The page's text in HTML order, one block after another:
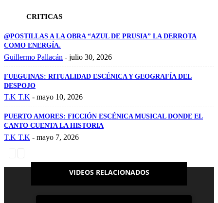
CRITICAS
@POSTILLAS A LA OBRA “AZUL DE PRUSIA” LA DERROTA
COMO ENERGÍA.
Guillermo Pallacán - julio 30, 2026
FUEGUINAS: RITUALIDAD ESCÉNICA Y GEOGRAFÍA DEL
DESPOJO
T.K T.K - mayo 10, 2026
PUERTO AMORES: FICCIÓN ESCÉNICA MUSICAL DONDE EL
CANTO CUENTA LA HISTORIA
T.K T.K - mayo 7, 2026
VIDEOS RELACIONADOS